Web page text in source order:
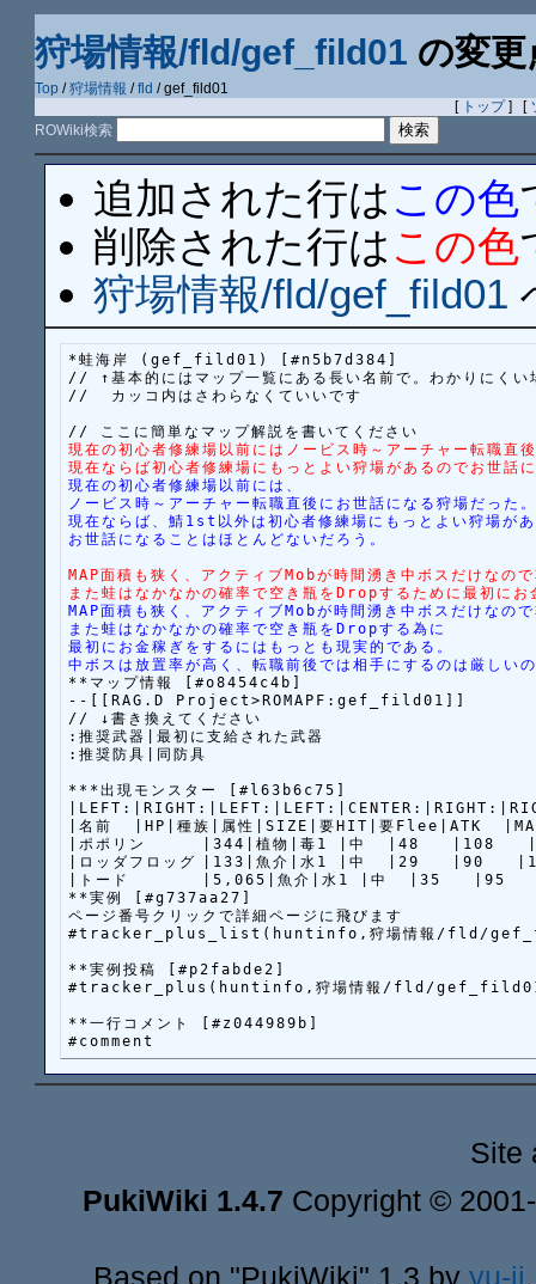
狩場情報/fld/gef_fild01 の変更
Top /狩場情報 /fld / gef_fild01
[ トップ] [
ROWiki検索
追加された行は この色
削除された行は この色
狩場情報/fld/gef_fild01
*蛙海岸 (gef_fild01) [#n5b7d384]
// ↑基本的にはマップ一覧にある長い名前で。わかりにくい
//  カッコ内はさわらなくていいです
現在の初心者修練場以前にはノービス時～アーチャー転職直
現在ならば初心者修練場にもっとよい狩場があるのでお世話
現在の初心者修練場以前には、
ノービス時～アーチャー転職直後にお世話になる狩場だった。
現在ならば、鯖1st以外は初心者修練場にもっとよい狩場が
お世話になることはほとんどないだろう。
MAP面積も狭く、アクティブMobが時間湧き中ボスだけなの
また蛙はなかなかの確率で空き瓶をDropするために最初に
MAP面積も狭く、アクティブMobが時間湧き中ボスだけなの
また蛙はなかなかの確率で空き瓶をDropする為に
最初にお金稼ぎをするにはもっとも現実的である。
中ボスは放置率が高く、転職前後では相手にするのは厳しい
**マップ情報 [#o8454c4b]
--[[RAG.D Project>ROMAPF:gef_fild01]]
// ↓書き換えてください
:推奨武器|最初に支給された武器
:推奨防具|同防具
***出現モンスター [#l63b6c75]
|名前  |HP|種族|属性|SIZE|要HIT|要Flee|ATK
|ポポリン	|344|植物|毒1 |中  |48   |108   |59～72|0～0|0+14|10+7|81|44|  |
|ロッダフロッグ	|133|魚介|水1 |中  |29   |90   |11～14|5～6|0+5|5+8|6|5|  |
|トード		|5,065|魚介|水1 |中  |35   |95   |26～32|12～14|0+10|0+15|100|50|  |
**実例 [#g737aa27]
ページ番号クリックで詳細ページに飛びます
#tracker_plus_list(huntinfo,狩場情報/fld/
**実例投稿 [#p2fabde2]
#tracker_plus(huntinfo,狩場情報/fld/
**一行コメント [#z044989b]
Site
PukiWiki 1.4.7 Copyright ©